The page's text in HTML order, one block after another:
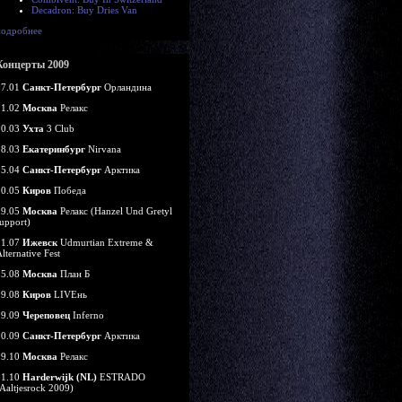
Decadron: Buy Dries Van
2009
Санкт-Петербург Орландина
Москва Релакс
Ухта 3 Club
Екатеринбург Nirvana
Санкт-Петербург Арктика
Киров Победа
Москва Релакс (Hanzel Und Gretyl
Ижевск Udmurtian Extreme &
Fest
Москва План Б
Киров LIVEнь
Череповец Inferno
Санкт-Петербург Арктика
Москва Релакс
Harderwijk (NL) ESTRADO
2009)